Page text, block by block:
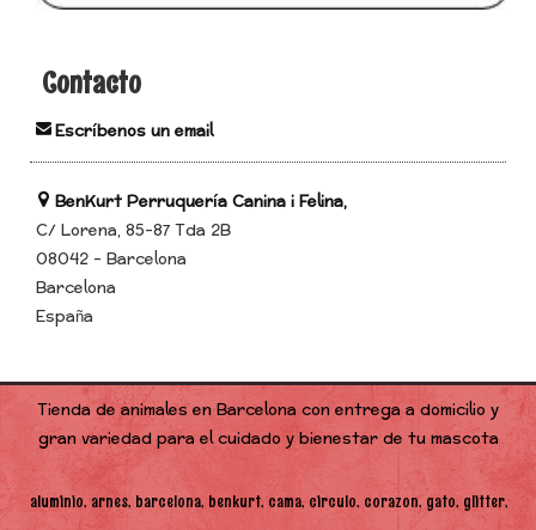
Contacto
Escríbenos un email
BenKurt Perruquería Canina i Felina,
C/ Lorena, 85-87 Tda 2B
08042 - Barcelona
Barcelona
España
Tienda de animales en Barcelona con entrega a domicilio y
gran variedad para el cuidado y bienestar de tu mascota
aluminio arnes barcelona benkurt cama circulo corazon gato glitter